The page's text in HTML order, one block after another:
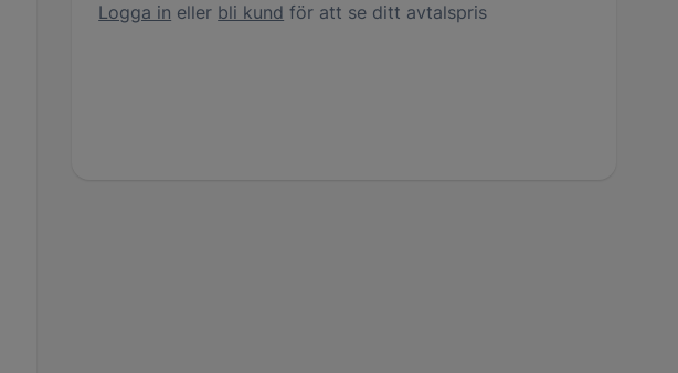
Logga in eller bli kund för att se ditt avtalspris